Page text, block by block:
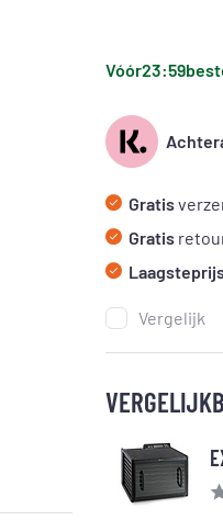
Vóór23:59
Gratis
Gratis
Vergelijk